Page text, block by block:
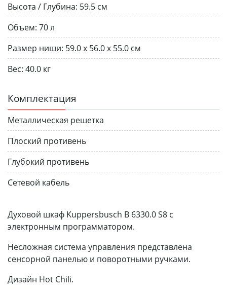
Высота / Глубина: 59.5 см
Объем: 70 л
Размер ниши: 59.0 x 56.0 x 55.0 см
Вес: 40.0 кг
Комплектация
Металлическая решетка
Плоский противень
Глубокий противень
Сетевой кабель
Духовой шкаф Kuppersbusch B 6330.0 S8 с
электронным программатором.
Несложная система управления представлена
сенсорной панелью и поворотными ручками.
Дизайн Hot Chili.